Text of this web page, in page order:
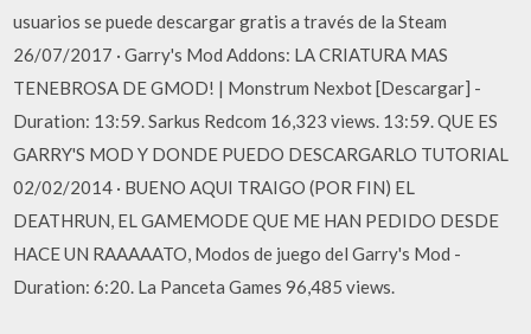
usuarios se puede descargar gratis a través de la Steam
26/07/2017 · Garry's Mod Addons: LA CRIATURA MAS
TENEBROSA DE GMOD! | Monstrum Nexbot [Descargar] -
Duration: 13:59. Sarkus Redcom 16,323 views. 13:59. QUE ES
GARRY'S MOD Y DONDE PUEDO DESCARGARLO TUTORIAL
02/02/2014 · BUENO AQUI TRAIGO (POR FIN) EL
DEATHRUN, EL GAMEMODE QUE ME HAN PEDIDO DESDE
HACE UN RAAAAATO, Modos de juego del Garry's Mod -
Duration: 6:20. La Panceta Games 96,485 views.